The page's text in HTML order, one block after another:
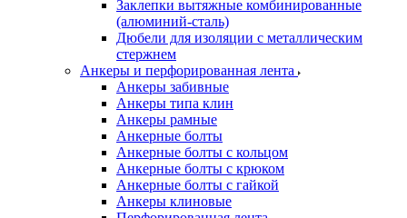
Заклепки вытяжные комбинированные
(алюминий-сталь)
Дюбели для изоляции с металлическим
стержнем
Анкеры и перфорированная лента
Анкеры забивные
Анкеры типа клин
Анкеры рамные
Анкерные болты
Анкерные болты с кольцом
Анкерные болты с крюком
Анкерные болты с гайкой
Анкеры клиновые